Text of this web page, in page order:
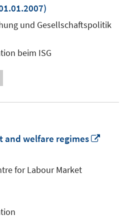
und Gesellschaftspolitik
beim ISG
and welfare regimes
for Labour Market